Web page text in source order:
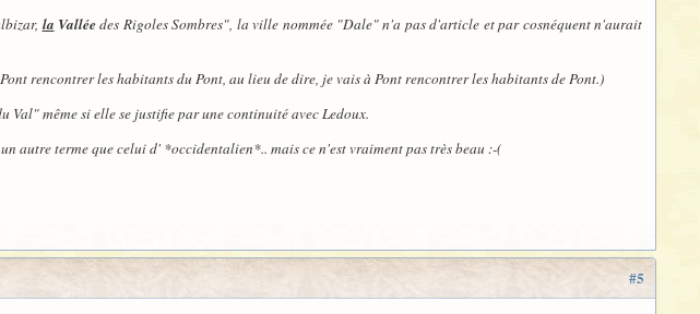
la Valléedes Rigoles Sombres", la ville nommée "Dale" n'a pas d'article et par cosnéquent n'aurait
rencontrer les habitants du Pont, au lieu de dire, je vais à Pont rencontrer les habitants de Pont.)
même si elle se justifie par une continuité avec Ledoux.
autre terme que celui d' *occidentalien*.. mais ce n'est vraiment pas très beau :-(
#5